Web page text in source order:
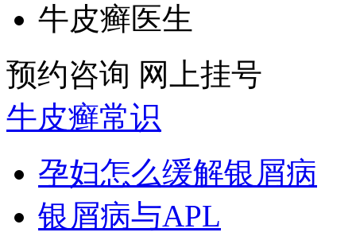
牛皮癣医生
预约咨询 网上挂号
牛皮癣常识
孕妇怎么缓解银屑病
银屑病与APL